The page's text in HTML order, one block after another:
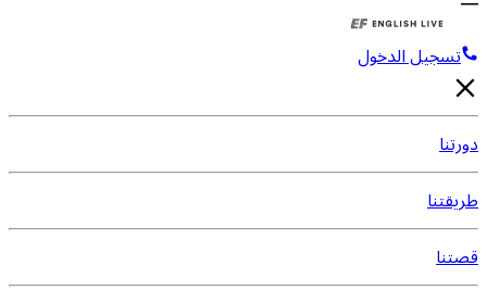
تسجيل الدخول
دورتنا
طريقتنا
قصتنا